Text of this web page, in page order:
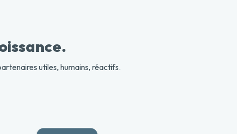
utiles, humains, réactifs.